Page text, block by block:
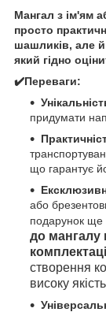
Мангал з ім'ям
просто
шашликів, але
який гідно
✔️Переваги:
придумати
що гарантує
або
подарунок ще
до мангалу
створення
високу